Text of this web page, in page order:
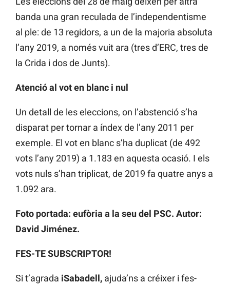
banda una gran reculada de l’independentisme
al ple: de 13 regidors, a un de la majoria absoluta
l’any 2019, a només vuit ara (tres d’ERC, tres de
la Crida i dos de Junts).
Atenció al vot en blanc i nul
Un detall de les eleccions, on l’abstenció s’ha
disparat per tornar a índex de l’any 2011 per
exemple. El vot en blanc s’ha duplicat (de 492
vots l’any 2019) a 1.183 en aquesta ocasió. I els
vots nuls s’han triplicat, de 2019 fa quatre anys a
1.092 ara.
Foto portada: eufòria a la seu del PSC. Autor:
David Jiménez.
FES-TE SUBSCRIPTOR!
Si t’agrada iSabadell, ajuda’ns a créixer i fes-